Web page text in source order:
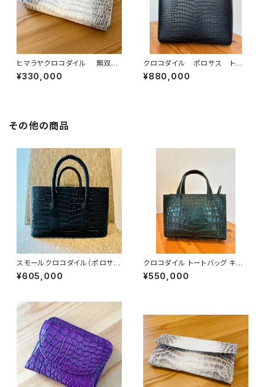
ヒマラヤクロコダイル 無双
ラウンドファスナーウォレット
¥330,000
クロコダイル ポロサス トー
トバッグ 黒
¥880,000
その他の商品
スモールクロコダイル（ポロサ
ス）ミニトートバッグ
¥605,000
クロコダイル トートバッグ キプ
ロスグリーン
¥550,000